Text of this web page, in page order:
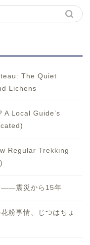
The Quiet
Lichens
Local Guide’s
Regular Trekking
——震災から15年
粉事情、じつはちょ